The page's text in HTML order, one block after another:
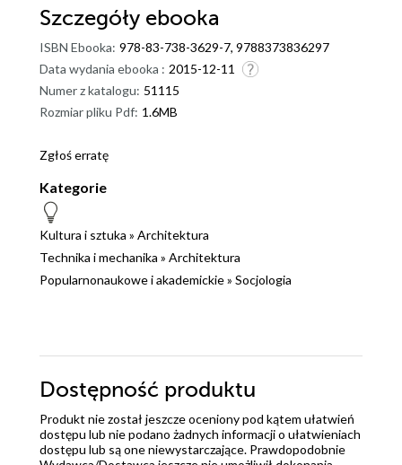
Szczegóły ebooka
ISBN Ebooka: 978-83-738-3629-7, 9788373836297
Data wydania ebooka : 2015-12-11
Numer z katalogu: 51115
Rozmiar pliku Pdf: 1.6MB
Zgłoś erratę
Kategorie
Kultura i sztuka » Architektura
Technika i mechanika » Architektura
Popularnonaukowe i akademickie» Socjologia
Dostępność produktu
Produkt nie został jeszcze oceniony pod kątem ułatwień
dostępu lub nie podano żadnych informacji o ułatwieniach
dostępu lub są one niewystarczające. Prawdopodobnie